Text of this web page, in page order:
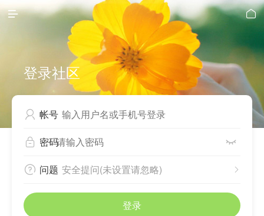
 
登录社区
 帐号
 密码 
 问题 
安全提问(未设置请忽略)
登录